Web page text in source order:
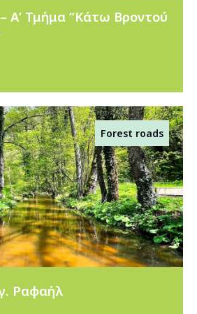
Α’ Τμήμα “Κάτω Βροντού
Forest roads
Ραφαήλ